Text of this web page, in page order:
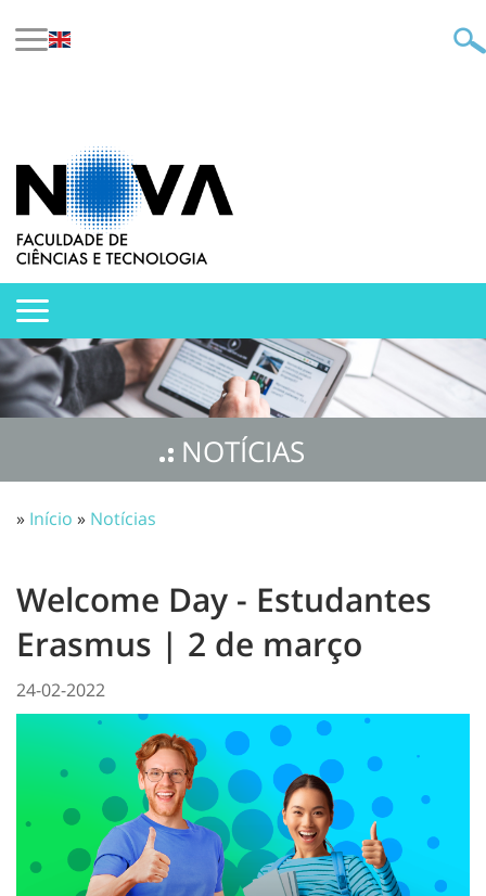
NOTÍCIAS
» Início » Notícias
Welcome Day - Estudantes
Erasmus | 2 de março
24-02-2022